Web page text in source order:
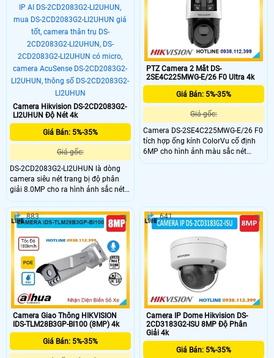
Camera Hikvision DS-2CD2083G2-
LI2UHUN Độ Nét 4k
Giá Bán: 5%-35%
Giá gốc:
DS-2CD2083G2-LI2UHUN là dòng
camera siêu nét trang bị độ phân
giải 8.0MP cho ra hình ảnh sắc nét,
camera khi sử dụng với đầu ghi còn
hỗ trợ công nghệ cao giúp tìm kiếm
thông minh, trang bị AI thông minh
nhật đinẹ người và phương tiện, hạn
chế báo động giả từ môi trường.
PTZ Camera 2 Mắt DS-
2SE4C225MWG-E/26 F0 Ultra 4k
Giá Bán: 5%-35%
Giá gốc:
Camera DS-2SE4C225MWG-E/26 F0
tích hợp ống kính ColorVu cố định
6MP cho hình ảnh màu sắc nét
ngay cả ban đêm, cùng camera PTZ
chính xác.
Camera Giao Thông HIKVISION
IDS-TLM28B3GP-BI100 (8MP) 4k
Giá Bán: 5%-35%
883
Camera IP Dome Hikvision DS-
2CD3183G2-ISU 8MP Độ Phân
Giải 4k
Giá Bán: 5%-35%
641